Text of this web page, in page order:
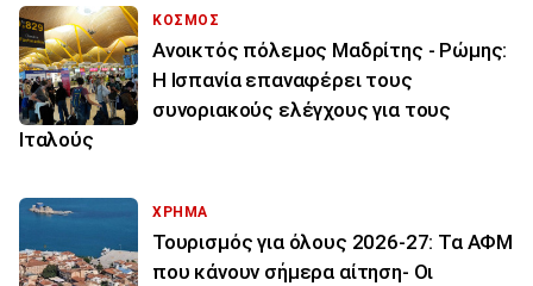
ΚΟΣΜΟΣ
Ανοικτός πόλεμος Μαδρίτης - Ρώμης:
Η Ισπανία επαναφέρει τους
συνοριακούς ελέγχους για τους
Ιταλούς
ΧΡΗΜΑ
Τουρισμός για όλους 2026-27: Τα ΑΦΜ
που κάνουν σήμερα αίτηση- Οι